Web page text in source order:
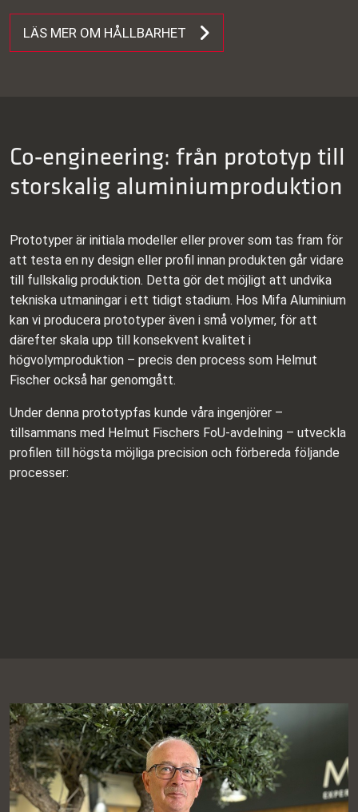
LÄS MER OM HÅLLBARHET
Co‑engineering: från prototyp till
storskalig aluminiumproduktion
Prototyper är initiala modeller eller prover som tas fram för
att testa en ny design eller profil innan produkten går vidare
till fullskalig produktion. Detta gör det möjligt att undvika
tekniska utmaningar i ett tidigt stadium. Hos Mifa Aluminium
kan vi producera prototyper även i små volymer, för att
därefter skala upp till konsekvent kvalitet i
högvolymproduktion – precis den process som Helmut
Fischer också har genomgått.
Under denna prototypfas kunde våra ingenjörer –
tillsammans med Helmut Fischers FoU‑avdelning – utveckla
profilen till högsta möjliga precision och förbereda följande
processer:READ MORE